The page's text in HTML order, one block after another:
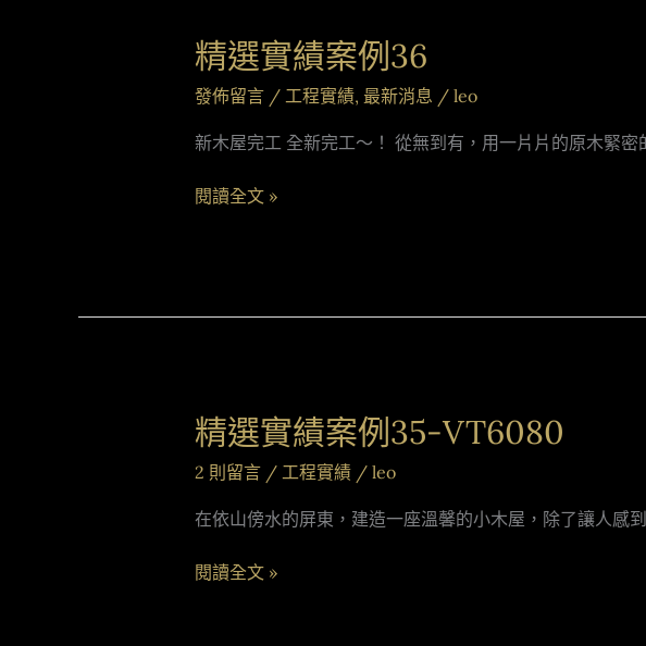
精選實績案例36
發佈留言 / 工程實績, 最新消息 / leo
新木屋完工 全新完工～！ 從無到有，用一片片的原木緊
精
選
實
績
案
例
36
閱讀全文 »
精選實績案例35-VT6080
2 則留言 / 工程實績/ leo
在依山傍水的屏東，建造一座溫馨的小木屋，除了讓人感
精
選
實
案
35-
閱讀全文 »